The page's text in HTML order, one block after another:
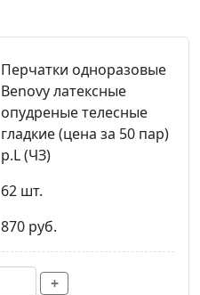
Перчатки одноразовые
Benovy латексные
опудреные телесные
гладкие (цена за 50 пар)
р.L (ЧЗ)
62 шт.
870 руб.
+